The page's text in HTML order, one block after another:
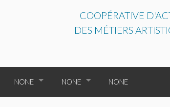
COOPÉRATIVE
DES MÉTIERS
NONE NONE NONE